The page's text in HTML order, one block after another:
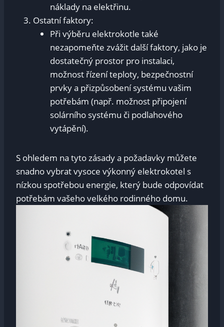
náklady na elektřinu.
Ostatní faktory:
Při výběru elektrokotle také
nezapomeňte zvážit další faktory, jako je
dostatečný prostor pro instalaci,
možnost řízení teploty, bezpečnostní
prvky a přizpůsobení systému vašim
potřebám (např. možnost připojení
solárního systému či podlahového
vytápění).
S ohledem na tyto zásady a požadavky můžete
snadno vybrat vysoce výkonný elektrokotel s
nízkou spotřebou energie, který bude odpovídat
potřebám vašeho velkého rodinného domu.